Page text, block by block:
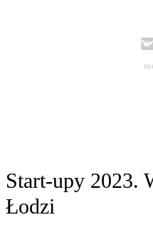
Start-upy 2023.
Łodzi